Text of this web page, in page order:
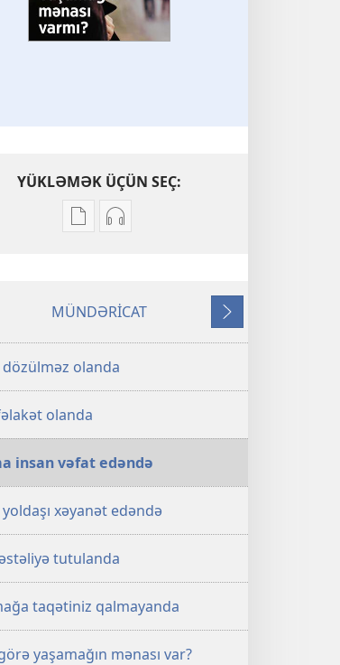
YÜKLƏMƏK ÜÇÜN SEÇ:
Nəşrləri
GÖZƏTÇİ
Yaşamağın
mənası
Audioyazıları
GÖZƏTÇİ
mənası
MÜNDƏRİCAT
Növbəti
dözülməz olanda
olanda
insan vəfat edəndə
xəyanət edəndə
tutulanda
taqətiniz qalmayanda
yaşamağın mənası var?